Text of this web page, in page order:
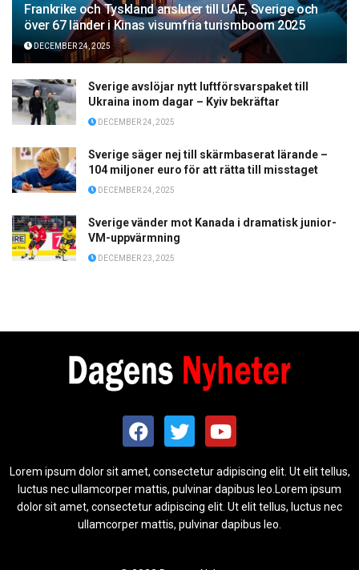
Frankrike och Tyskland ansluter till UAE, Sverige och
över 67 länder i Kinas visumfria turismboom 2025
DECEMBER 24, 2025
Sverige avslöjar nytt luftförsvarspaket till
Ukraina inom dagar – Kyiv bekräftar
DECEMBER 24, 2025
Sverige säger nej till skärmbaserat lärande –
104 miljoner euro för att rätta till misstaget
DECEMBER 24, 2025
Sverige vänder mot Kanada i dramatisk junior-
VM-uppvärmning
DECEMBER 23, 2025
Lorem ipsum dolor sit amet, consectetur adipiscing elit. Ut elit tellus,
luctus nec ullamcorper mattis, pulvinar dapibus leo.Lorem ipsum
dolor sit amet, consectetur adipiscing elit. Ut elit tellus, luctus nec
ullamcorper mattis, pulvinar dapibus leo.